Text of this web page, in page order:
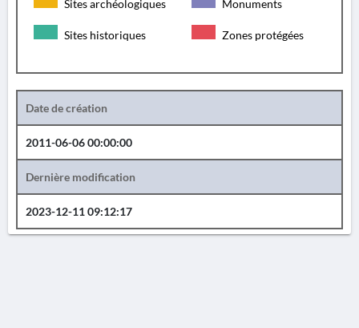
Sites archéologiques Monuments
Sites historiques Zones protégées
Date de création
2011-06-06 00:00:00
Dernière modification
2023-12-11 09:12:17